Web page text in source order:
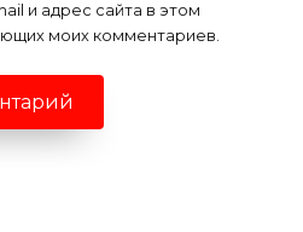
и адрес сайта в этом
моих комментариев.